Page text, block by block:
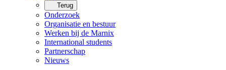
Terug
Onderzoek
Organisatie en bestuur
Werken bij de Marnix
International students
Partnerschap
Nieuws